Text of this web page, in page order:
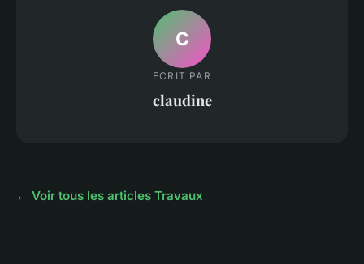
C
ECRIT PAR
claudine
← Voir tous les articles Travaux